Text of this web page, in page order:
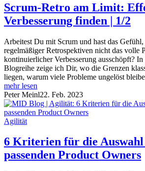
Scrum-Retro am Limit:
Verbesserung finden | 1/2
Arbeitest Du mit Scrum und hast das
regelmäßiger Retrospektiven nicht das volle
kontinuierlicher Verbesserung ausschöpft?
Blogreihe zeige ich Dir, wo die Grenzen
liegen, warum viele Probleme ungelöst
mehr lesen
Peter Meinl22. Feb. 2023
Agilität
6 Kriterien für die Auswahl
passenden Product Owners